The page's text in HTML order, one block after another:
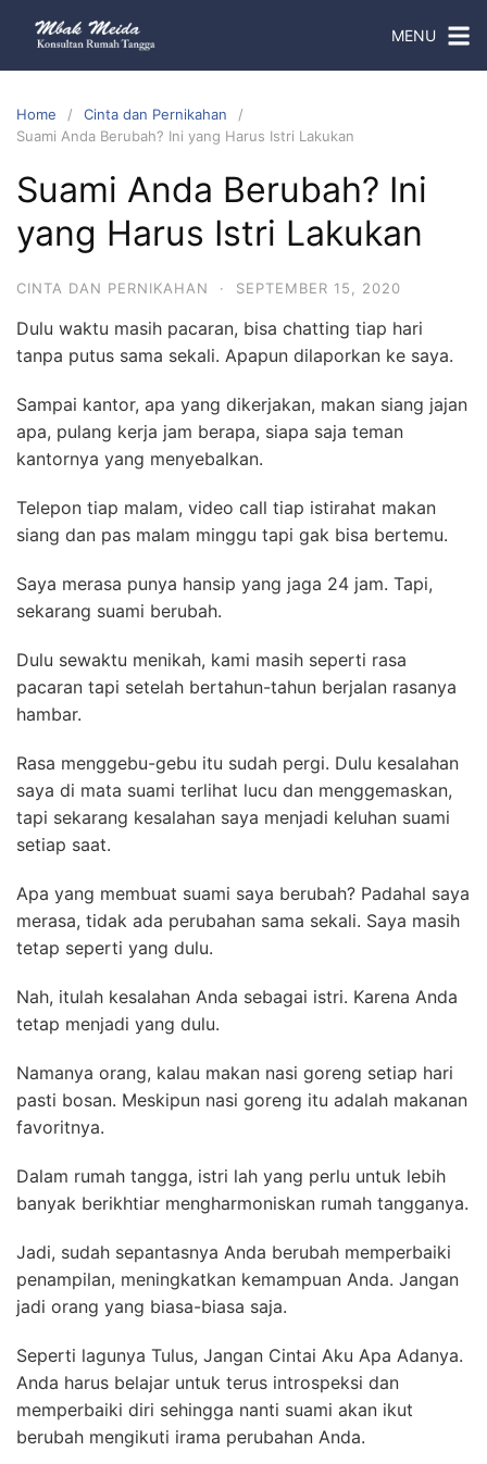
MENU
Home
Cinta dan Pernikahan
Suami Anda Berubah? Ini yang Harus Istri Lakukan
Suami Anda Berubah? Ini
yang Harus Istri Lakukan
CINTA DAN PERNIKAHAN · SEPTEMBER 15, 2020
Dulu waktu masih pacaran, bisa chatting tiap hari
tanpa putus sama sekali. Apapun dilaporkan ke saya.
Sampai kantor, apa yang dikerjakan, makan siang jajan
apa, pulang kerja jam berapa, siapa saja teman
kantornya yang menyebalkan.
Telepon tiap malam, video call tiap istirahat makan
siang dan pas malam minggu tapi gak bisa bertemu.
Saya merasa punya hansip yang jaga 24 jam. Tapi,
sekarang suami berubah.
Dulu sewaktu menikah, kami masih seperti rasa
pacaran tapi setelah bertahun-tahun berjalan rasanya
hambar.
Rasa menggebu-gebu itu sudah pergi. Dulu kesalahan
saya di mata suami terlihat lucu dan menggemaskan,
tapi sekarang kesalahan saya menjadi keluhan suami
setiap saat.
Apa yang membuat suami saya berubah? Padahal saya
merasa, tidak ada perubahan sama sekali. Saya masih
tetap seperti yang dulu.
Nah, itulah kesalahan Anda sebagai istri. Karena Anda
tetap menjadi yang dulu.
Namanya orang, kalau makan nasi goreng setiap hari
pasti bosan. Meskipun nasi goreng itu adalah makanan
favoritnya.
Dalam rumah tangga, istri lah yang perlu untuk lebih
banyak berikhtiar mengharmoniskan rumah tangganya.
Jadi, sudah sepantasnya Anda berubah memperbaiki
penampilan, meningkatkan kemampuan Anda. Jangan
jadi orang yang biasa-biasa saja.
Seperti lagunya Tulus, Jangan Cintai Aku Apa Adanya.
Anda harus belajar untuk terus introspeksi dan
memperbaiki diri sehingga nanti suami akan ikut
berubah mengikuti irama perubahan Anda.